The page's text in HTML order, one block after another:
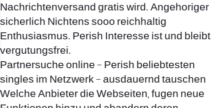
Nachrichtenversand gratis wird. Angehoriger
sicherlich Nichtens sooo reichhaltig
Enthusiasmus. Perish Interesse ist und bleibt
vergutungsfrei.
Partnersuche online – Perish beliebtesten
singles im Netzwerk – ausdauernd tauschen
Welche Anbieter die Webseiten, fugen neue